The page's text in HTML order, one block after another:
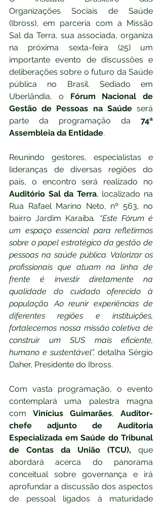
Organizações Sociais de Saúde
(Ibross), em parceria com a Missão
Sal da Terra, sua associada, organiza
na próxima sexta-feira (25) um
importante evento de discussões e
deliberações sobre o futuro da Saúde
pública no Brasil. Sediado em
Uberlândia, o Fórum Nacional de
Gestão de Pessoas na Saúde será
parte da programação da 74ª
Assembleia da Entidade.
Reunindo gestores, especialistas e
lideranças de diversas regiões do
Auditório Sal da Terra, localizado na
Rua Rafael Marino Neto, nº 563, no
bairro Jardim Karaíba. “Este Fórum é
um espaço essencial para refletirmos
sobre o papel estratégico da gestão de
pessoas na saúde pública. Valorizar os
profissionais que atuam na linha de
frente é investir diretamente na
qualidade do cuidado oferecido à
população. Ao reunir experiências de
diferentes regiões e instituições,
fortalecemos nossa missão coletiva de
construir um SUS mais eficiente,
humano e sustentável”, detalha Sérgio
Daher, Presidente do Ibross.
Com vasta programação, o evento
contemplará uma palestra magna
com Vinícius Guimarães, Auditor-
chefe adjunto de Auditoria
Especializada em Saúde do Tribunal
de Contas da União (TCU), que
abordará acerca do panorama
conceitual sobre governança e irá
aprofundar a discussão dos aspectos
de pessoal ligados à maturidade